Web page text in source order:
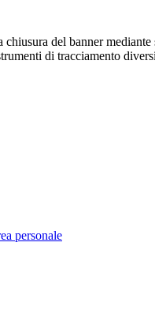
del banner
di tracciamento
personale